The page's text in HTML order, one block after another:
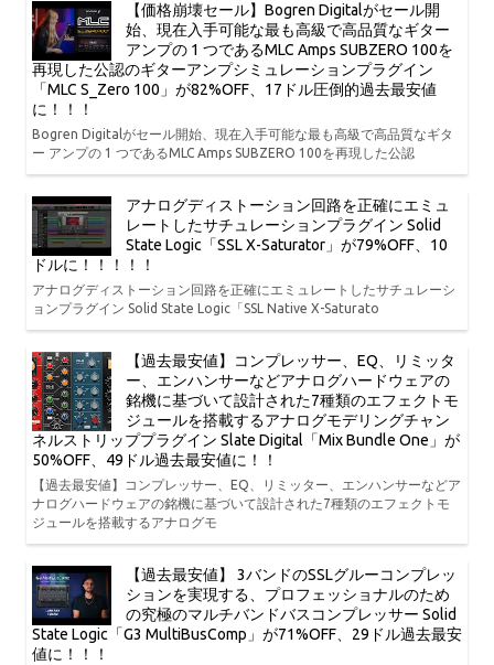
【価格崩壊セール】Bogren Digitalがセール開
始、現在入手可能な最も高級で高品質なギター
アンプの 1 つであるMLC Amps SUBZERO 100を
再現した公認のギターアンプシミュレーションプラグイン
「MLC S_Zero 100」が82%OFF、17ドル圧倒的過去最安値
に！！！
Bogren Digitalがセール開始、現在入手可能な最も高級で高品質なギタ
ー アンプの 1 つであるMLC Amps SUBZERO 100を再現した公認
アナログディストーション回路を正確にエミュ
レートしたサチュレーションプラグイン Solid
State Logic「SSL X-Saturator」が79%OFF、10
ドルに！！！！！
アナログディストーション回路を正確にエミュレートしたサチュレーシ
ョンプラグイン Solid State Logic「SSL Native X-Saturato
【過去最安値】コンプレッサー、EQ、リミッタ
ー、エンハンサーなどアナログハードウェアの
銘機に基づいて設計された7種類のエフェクトモ
ジュールを搭載するアナログモデリングチャン
ネルストリッププラグイン Slate Digital「Mix Bundle One」が
50%OFF、49ドル過去最安値に！！
【過去最安値】コンプレッサー、EQ、リミッター、エンハンサーなどア
ナログハードウェアの銘機に基づいて設計された7種類のエフェクトモ
ジュールを搭載するアナログモ
【過去最安値】 3バンドのSSLグルーコンプレッ
ションを実現する、プロフェッショナルのため
の究極のマルチバンドバスコンプレッサー Solid
State Logic「G3 MultiBusComp」が71%OFF、29ドル過去最安
値に！！！